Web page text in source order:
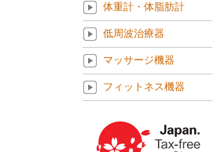
体重計・体脂肪計
低周波治療器
マッサージ機器
フィットネス機器